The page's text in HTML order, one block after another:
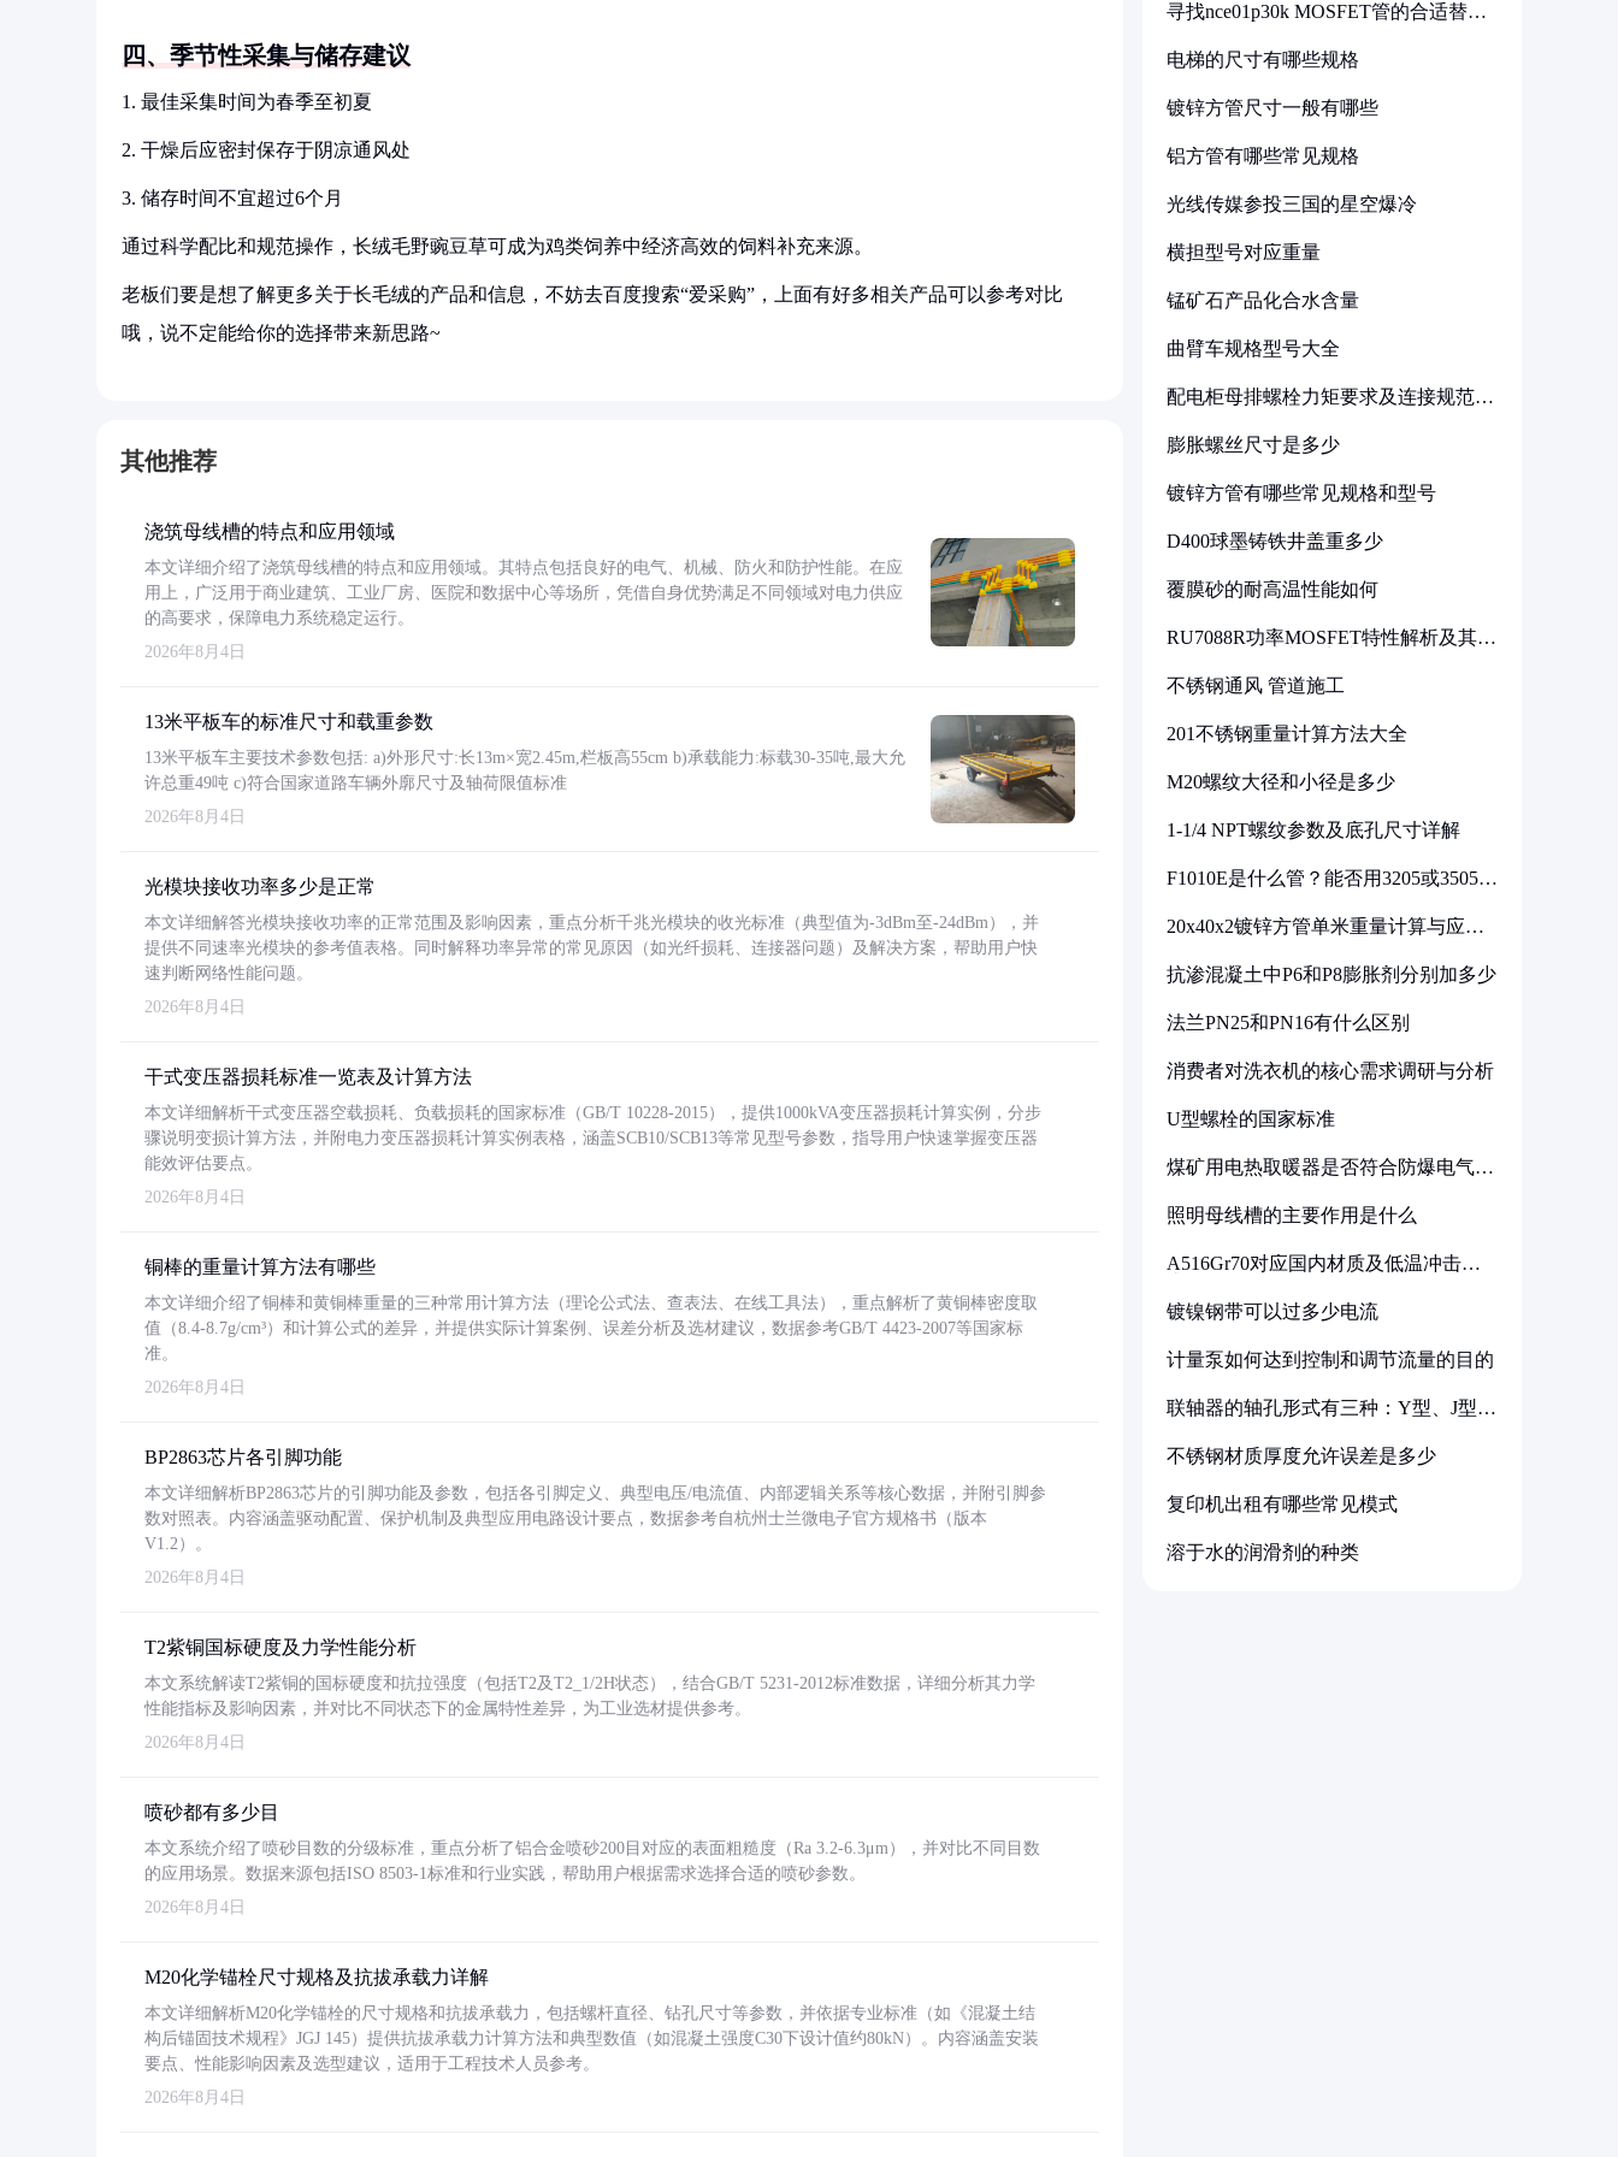
四、季节性采集与储存建议
1. 最佳采集时间为春季至初夏
2. 干燥后应密封保存于阴凉通风处
3. 储存时间不宜超过6个月
通过科学配比和规范操作，长绒毛野豌豆草可成为鸡类饲养中经济高效的饲料补充来源。
老板们要是想了解更多关于长毛绒的产品和信息，不妨去百度搜索“爱采购”，上面有好多相关产品可以参考对比
哦，说不定能给你的选择带来新思路~
其他推荐
浇筑母线槽的特点和应用领域
本文详细介绍了浇筑母线槽的特点和应用领域。其特点包括良好的电气、机械、防火和防护性能。在应
用上，广泛用于商业建筑、工业厂房、医院和数据中心等场所，凭借自身优势满足不同领域对电力供应
的高要求，保障电力系统稳定运行。
2026年8月4日
13米平板车的标准尺寸和载重参数
13米平板车主要技术参数包括: a)外形尺寸:长13m×宽2.45m,栏板高55cm b)承载能力:标载30-35吨,最大允
许总重49吨 c)符合国家道路车辆外廓尺寸及轴荷限值标准
2026年8月4日
光模块接收功率多少是正常
本文详细解答光模块接收功率的正常范围及影响因素，重点分析千兆光模块的收光标准（典型值为-3dBm至-24dBm），并
提供不同速率光模块的参考值表格。同时解释功率异常的常见原因（如光纤损耗、连接器问题）及解决方案，帮助用户快
速判断网络性能问题。
2026年8月4日
干式变压器损耗标准一览表及计算方法
本文详细解析干式变压器空载损耗、负载损耗的国家标准（GB/T 10228-2015），提供1000kVA变压器损耗计算实例，分步
骤说明变损计算方法，并附电力变压器损耗计算实例表格，涵盖SCB10/SCB13等常见型号参数，指导用户快速掌握变压器
能效评估要点。
2026年8月4日
铜棒的重量计算方法有哪些
本文详细介绍了铜棒和黄铜棒重量的三种常用计算方法（理论公式法、查表法、在线工具法），重点解析了黄铜棒密度取
值（8.4-8.7g/cm³）和计算公式的差异，并提供实际计算案例、误差分析及选材建议，数据参考GB/T 4423-2007等国家标
准。
2026年8月4日
BP2863芯片各引脚功能
本文详细解析BP2863芯片的引脚功能及参数，包括各引脚定义、典型电压/电流值、内部逻辑关系等核心数据，并附引脚参
数对照表。内容涵盖驱动配置、保护机制及典型应用电路设计要点，数据参考自杭州士兰微电子官方规格书（版本
V1.2）。
2026年8月4日
T2紫铜国标硬度及力学性能分析
本文系统解读T2紫铜的国标硬度和抗拉强度（包括T2及T2_1/2H状态），结合GB/T 5231-2012标准数据，详细分析其力学
性能指标及影响因素，并对比不同状态下的金属特性差异，为工业选材提供参考。
2026年8月4日
喷砂都有多少目
本文系统介绍了喷砂目数的分级标准，重点分析了铝合金喷砂200目对应的表面粗糙度（Ra 3.2-6.3μm），并对比不同目数
的应用场景。数据来源包括ISO 8503-1标准和行业实践，帮助用户根据需求选择合适的喷砂参数。
2026年8月4日
M20化学锚栓尺寸规格及抗拔承载力详解
本文详细解析M20化学锚栓的尺寸规格和抗拔承载力，包括螺杆直径、钻孔尺寸等参数，并依据专业标准（如《混凝土结
构后锚固技术规程》JGJ 145）提供抗拔承载力计算方法和典型数值（如混凝土强度C30下设计值约80kN）。内容涵盖安装
要点、性能影响因素及选型建议，适用于工程技术人员参考。
2026年8月4日
寻找nce01p30k MOSFET管的合适替代
电梯的尺寸有哪些规格
镀锌方管尺寸一般有哪些
铝方管有哪些常见规格
光线传媒参投三国的星空爆冷
横担型号对应重量
锰矿石产品化合水含量
曲臂车规格型号大全
配电柜母排螺栓力矩要求及连接规范详
膨胀螺丝尺寸是多少
镀锌方管有哪些常见规格和型号
D400球墨铸铁井盖重多少
覆膜砂的耐高温性能如何
RU7088R功率MOSFET特性解析及其在
不锈钢通风 管道施工
201不锈钢重量计算方法大全
M20螺纹大径和小径是多少
1-1/4 NPT螺纹参数及底孔尺寸详解
F1010E是什么管？能否用3205或3505代
20x40x2镀锌方管单米重量计算与应用
抗渗混凝土中P6和P8膨胀剂分别加多少
法兰PN25和PN16有什么区别
消费者对洗衣机的核心需求调研与分析
U型螺栓的国家标准
煤矿用电热取暖器是否符合防爆电气设
照明母线槽的主要作用是什么
A516Gr70对应国内材质及低温冲击要
镀镍钢带可以过多少电流
计量泵如何达到控制和调节流量的目的
联轴器的轴孔形式有三种：Y型、J型、
不锈钢材质厚度允许误差是多少
复印机出租有哪些常见模式
溶于水的润滑剂的种类